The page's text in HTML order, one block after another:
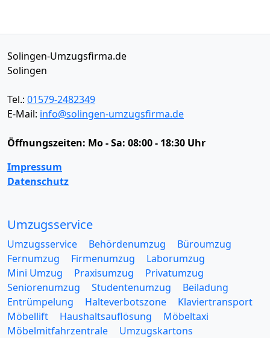
Solingen-Umzugsfirma.de
Solingen
Tel.: 01579-2482349
E-Mail: info@solingen-umzugsfirma.de
Öffnungszeiten: Mo - Sa: 08:00 - 18:30 Uhr
Impressum
Datenschutz
Umzugsservice
Umzugsservice Behördenumzug
Büroumzug
Fernumzug
Firmenumzug
Laborumzug
Mini Umzug
Praxisumzug
Privatumzug
Seniorenumzug
Studentenumzug
Beiladung
Entrümpelung
Halteverbotszone
Klaviertransport
Möbellift
Haushaltsauflösung
Möbeltaxi
Möbelmitfahrzentrale
Umzugskartons